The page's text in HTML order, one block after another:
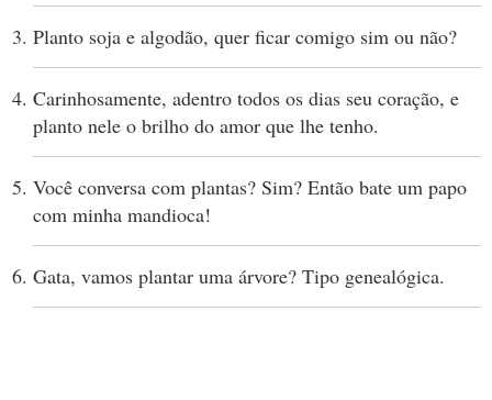
Planto soja e algodão, quer ficar comigo sim ou não?
Carinhosamente, adentro todos os dias seu coração, e
planto nele o brilho do amor que lhe tenho.
Você conversa com plantas? Sim? Então bate um papo
com minha mandioca!
Gata, vamos plantar uma árvore? Tipo genealógica.